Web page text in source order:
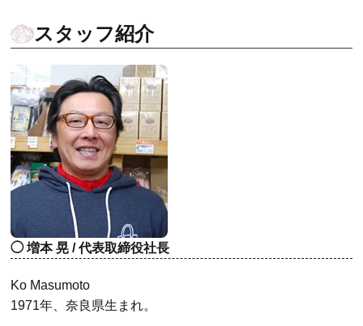
スタッフ紹介
増本 晃 / 代表取締役社長
Ko Masumoto
1971年、奈良県生まれ。